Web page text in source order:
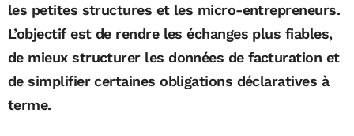
les petites structures et les micro-entrepreneurs.
L’objectif est de rendre les échanges plus fiables,
de mieux structurer les données de facturation et
de simplifier certaines obligations déclaratives à
terme.